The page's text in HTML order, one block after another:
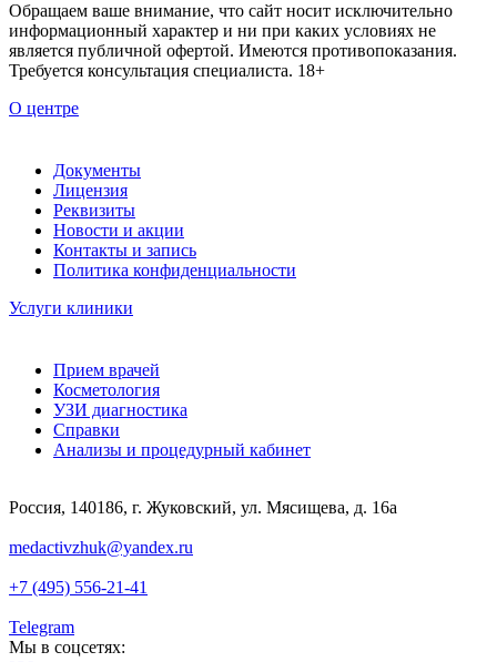
Обращаем ваше внимание, что сайт носит исключительно
информационный характер и ни при каких условиях не
является публичной офертой. Имеются противопоказания.
Требуется консультация специалиста. 18+
О центре
Документы
Лицензия
Реквизиты
Новости и акции
Контакты и запись
Политика конфиденциальности
Услуги клиники
Прием врачей
Косметология
УЗИ диагностика
Справки
Анализы и процедурный кабинет
Россия, 140186, г. Жуковский, ул. Мясищева, д. 16а
medactivzhuk@yandex.ru
+7 (495) 556-21-41
Telegram
Мы в соцсетях: